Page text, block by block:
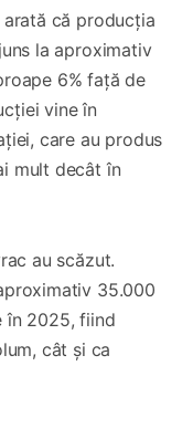
că producția
la aproximativ
6% față de
vine în
care au produs
mult decât în
au scăzut.
35.000
în 2025, fiind
cât și ca